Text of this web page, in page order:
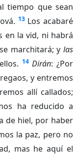
tiempo que sean
13 Los acabaré
en la vid, ni habrá
marchitará; ylas
14 Dirán: ¿Por
y entremos
allí callados;
ha reducido a
de hiel, por haber
la paz, pero no
mas he aquí el